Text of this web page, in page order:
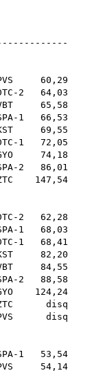
60,29
2 64,03
65,58
1 66,53
69,55
1 72,05
74,18
2 86,01
147,54
2 62,28
1 68,03
1 68,41
82,20
84,55
2 88,58
124,24
disq
disq
1 53,54
54,14